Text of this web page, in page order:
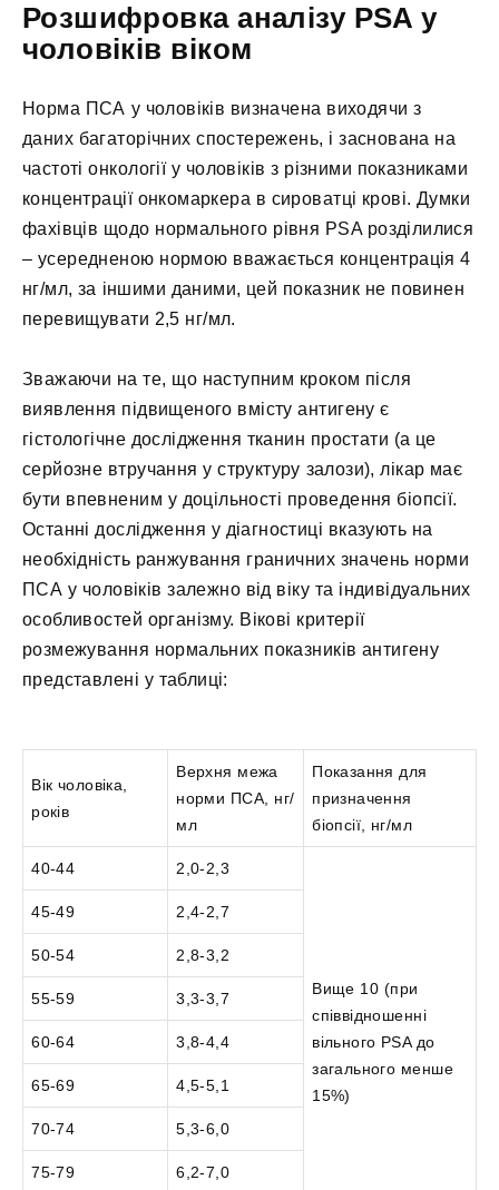
Розшифровка аналізу PSA у
чоловіків віком
Норма ПСА у чоловіків визначена виходячи з
даних багаторічних спостережень, і заснована на
частоті онкології у чоловіків з різними показниками
концентрації онкомаркера в сироватці крові. Думки
фахівців щодо нормального рівня PSA розділилися
– усередненою нормою вважається концентрація 4
нг/мл, за іншими даними, цей показник не повинен
перевищувати 2,5 нг/мл.
Зважаючи на те, що наступним кроком після
виявлення підвищеного вмісту антигену є
гістологічне дослідження тканин простати (а це
серйозне втручання у структуру залози), лікар має
бути впевненим у доцільності проведення біопсії.
Останні дослідження у діагностиці вказують на
необхідність ранжування граничних значень норми
ПСА у чоловіків залежно від віку та індивідуальних
особливостей організму. Вікові критерії
розмежування нормальних показників антигену
представлені у таблиці:
Вік чоловіка,
років
Верхня межа
норми ПСА, нг/
мл
Показання для
призначення
біопсії, нг/мл
40-44 2,0-2,3
Вище 10 (при
співвідношенні
вільного PSA до
загального менше
15%)
45-49 2,4-2,7
50-54 2,8-3,2
55-59 3,3-3,7
60-64 3,8-4,4
65-69 4,5-5,1
70-74 5,3-6,0
75-79 6,2-7,0